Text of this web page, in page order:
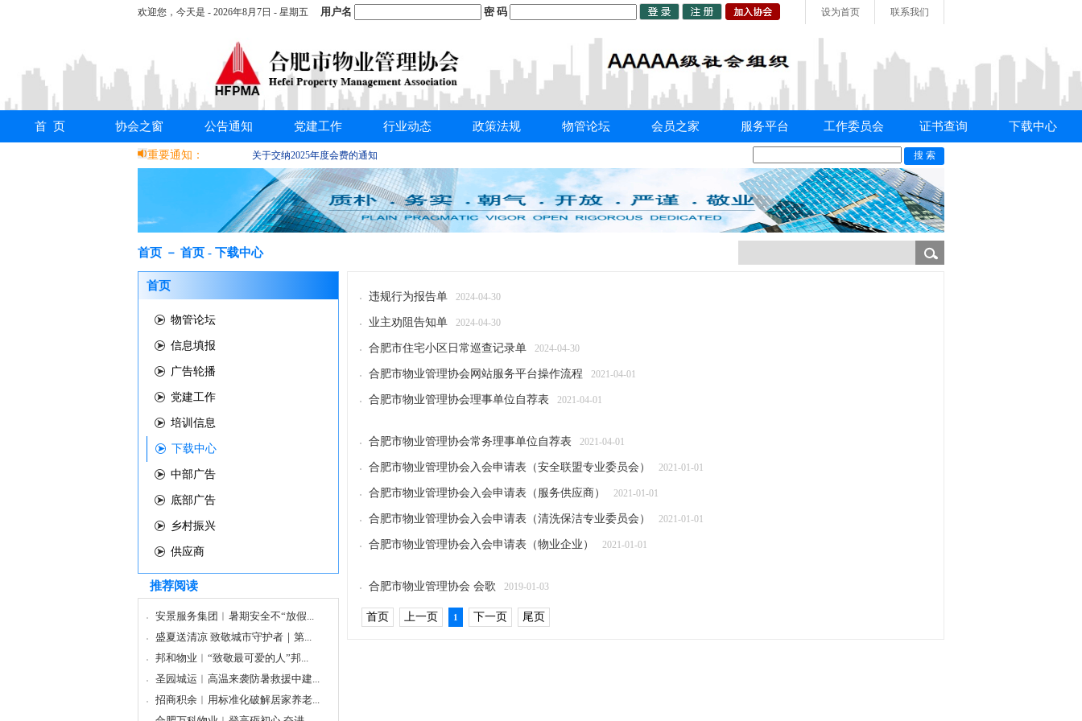
欢迎您， 今天是 - 2026年8月7日 - 星期五 用户名 密 码 联系我们
设为首页
首 页 协会之窗 公告通知 党建工作 行业动态 政策法规 物管论坛 会员之家 服务平台 工作委员会 证书查询 下载中心
重要通知： 关于交纳2025年度会费的通知
首页 － 首页 - 下载中心
首页
物管论坛
信息填报
广告轮播
党建工作
培训信息
下载中心
中部广告
底部广告
乡村振兴
供应商
推荐阅读
安景服务集团︱暑期安全不“放假...
盛夏送清凉 致敬城市守护者｜第...
邦和物业︱“致敬最可爱的人”邦...
圣园城运︱高温来袭防暑救援中建...
招商积余︱用标准化破解居家养老...
违规行为报告单 2024-04-30
业主劝阻告知单 2024-04-30
合肥市住宅小区日常巡查记录单 2024-04-30
合肥市物业管理协会网站服务平台操作流程 2021-04-01
合肥市物业管理协会理事单位自荐表 2021-04-01
合肥市物业管理协会常务理事单位自荐表 2021-04-01
合肥市物业管理协会入会申请表（安全联盟专业委员会） 2021-01-01
合肥市物业管理协会入会申请表（服务供应商） 2021-01-01
合肥市物业管理协会入会申请表（清洗保洁专业委员会） 2021-01-01
合肥市物业管理协会入会申请表（物业企业） 2021-01-01
合肥市物业管理协会 会歌 2019-01-03
首页 上一页 1 下一页 尾页